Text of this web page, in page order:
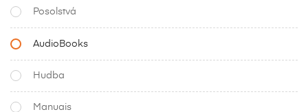
Posolstvá
AudioBooks
Hudba
Manuais